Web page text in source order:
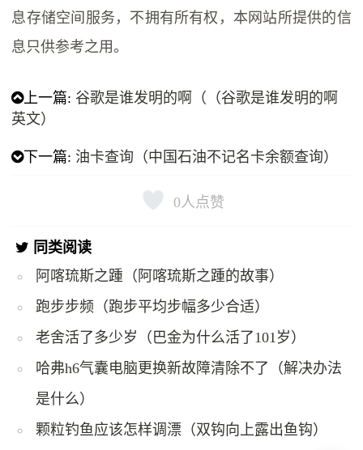
息存储空间服务，不拥有所有权，本网站所提供的信
息只供参考之用。
上一篇:谷歌是谁发明的啊（（谷歌是谁发明的啊
英文）
下一篇: 油卡查询（中国石油不记名卡余额查询）
0 人点赞
同类阅读
阿喀琉斯之踵（阿喀琉斯之踵的故事）
跑步步频（跑步平均步幅多少合适）
老舍活了多少岁（巴金为什么活了101岁）
哈弗h6气囊电脑更换新故障清除不了（解决办法
是什么）
颗粒钓鱼应该怎样调漂（双钩向上露出鱼钩）